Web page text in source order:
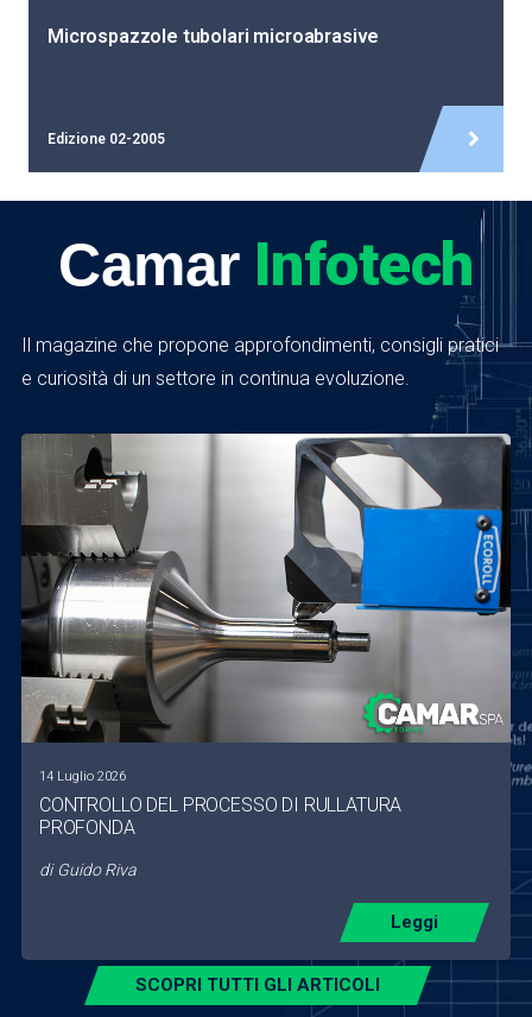
Microspazzole tubolari microabrasive
Edizione 02-2005
Camar Infotech
Il magazine che propone approfondimenti, consigli pratici
e curiosità di un settore in continua evoluzione.
14 Luglio 2026
CONTROLLO DEL PROCESSO DI RULLATURA
PROFONDA
di Guido Riva
Leggi
SCOPRI TUTTI GLI ARTICOLI